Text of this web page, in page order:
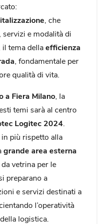
, che
e modalità di
tema dellaefficienza
, fondamentale per
qualità di vita.
a Fiera Milano , la
temi sarà al centro
Logitec 2024
più rispetto alla
grande area esterna
vetrina per le
preparano a
e servizi destinati a
l’operatività
logistica.